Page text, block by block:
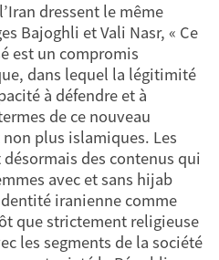
dressent le même
Bajoghli et Vali Nasr, « Ce
est un compromis
dans lequel la légitimité
à défendre et à
de ce nouveau
plus islamiques. Les
des contenus qui
avec et sans hijab
iranienne comme
que strictement religieuse
les segments de la société